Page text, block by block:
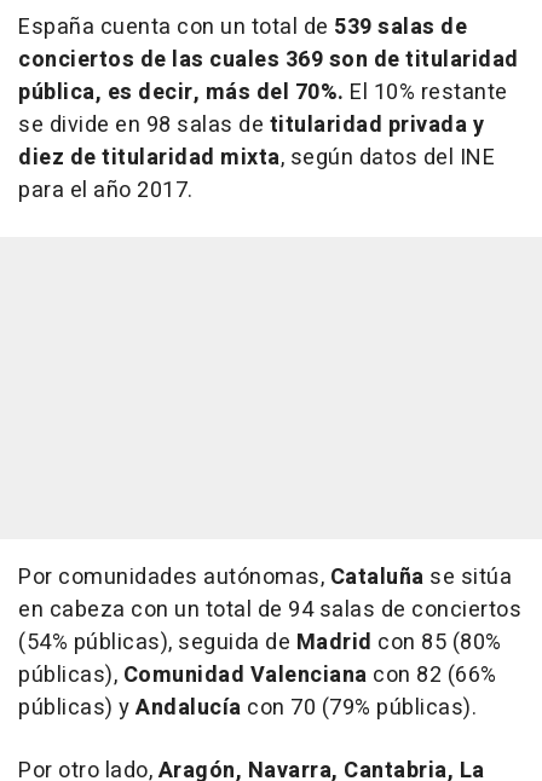
España cuenta con un total de 539 salas de
conciertos de las cuales 369 son de titularidad
pública, es decir, más del 70%. El 10% restante
se divide en 98 salas de titularidad privada y
diez de titularidad mixta, según datos del INE
para el año 2017.
Por comunidades autónomas, Cataluña se sitúa
en cabeza con un total de 94 salas de conciertos
(54% públicas), seguida de Madrid con 85 (80%
públicas), Comunidad Valenciana con 82 (66%
públicas) yAndalucía con 70 (79% públicas).
Por otro lado,Aragón, Navarra, Cantabria, La